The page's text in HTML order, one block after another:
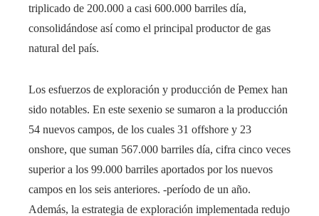
triplicado de 200.000 a casi 600.000 barriles día,
consolidándose así como el principal productor de gas
natural del país.
Los esfuerzos de exploración y producción de Pemex han
sido notables. En este sexenio se sumaron a la producción
54 nuevos campos, de los cuales 31 offshore y 23
onshore, que suman 567.000 barriles día, cifra cinco veces
superior a los 99.000 barriles aportados por los nuevos
campos en los seis anteriores. -período de un año.
Además, la estrategia de exploración implementada redujo